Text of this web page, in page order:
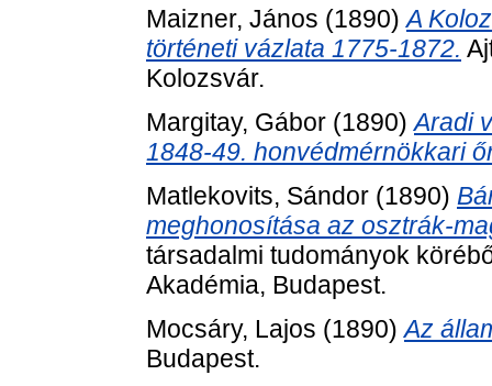
Maizner, János (1890)A
történeti vázlata 1775-1872.
Kolozsvár.
Margitay, Gábor (1890)Aradi
1848-49. honvédmérnökkari
Matlekovits, Sándor (1890)
meghonosítása az osztrák-
társadalmi tudományok
Akadémia, Budapest.
Mocsáry, Lajos (1890)Az
Budapest.